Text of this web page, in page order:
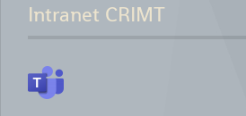
Intranet CRIMT